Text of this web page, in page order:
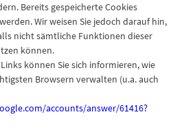
Bereits gespeicherte Cookies
Wir weisen Sie jedoch darauf hin,
nicht sämtliche Funktionen dieser
können.
können Sie sich informieren, wie
Browsern verwalten (u.a. auch
accounts/answer/61416?